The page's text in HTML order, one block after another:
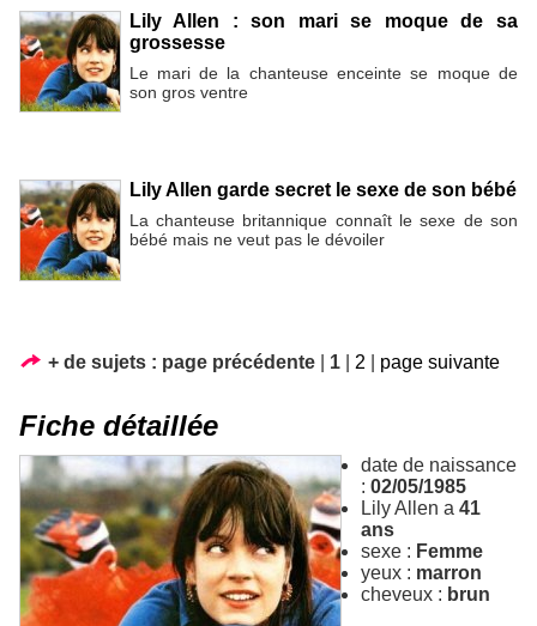
Lily Allen : son mari se moque de sa
grossesse
Le mari de la chanteuse enceinte se moque de
son gros ventre
Lily Allen garde secret le sexe de son bébé
La chanteuse britannique connaît le sexe de son
bébé mais ne veut pas le dévoiler
+ de sujets : page précédente 1 2 page suivante
Fiche détaillée
date de naissance
: 02/05/1985
Lily Allen a 41
ans
sexe : Femme
yeux : marron
cheveux : brun